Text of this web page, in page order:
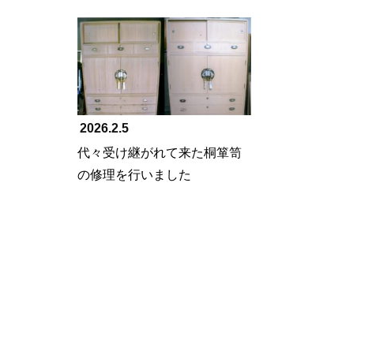
2026.2.5
代々受け継がれて来た桐箪笥
の修理を行いました